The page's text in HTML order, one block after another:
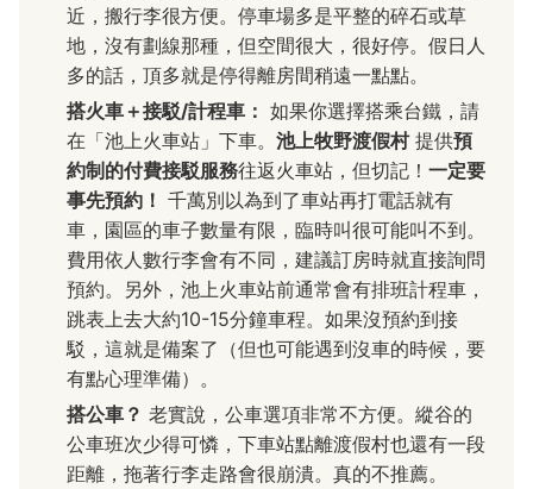
近，搬行李很方便。停車場多是平整的碎石或草
地，沒有劃線那種，但空間很大，很好停。假日人
多的話，頂多就是停得離房間稍遠一點點。
搭火車＋接駁/計程車： 如果你選擇搭乘台鐵，請
在「池上火車站」下車。 池上牧野渡假村提供預
約制的付費接駁服務往返火車站，但切記！ 一定要
事先預約！ 千萬別以為到了車站再打電話就有
車，園區的車子數量有限，臨時叫很可能叫不到。
費用依人數行李會有不同，建議訂房時就直接詢問
預約。另外，池上火車站前通常會有排班計程車，
跳表上去大約10-15分鐘車程。如果沒預約到接
駁，這就是備案了（但也可能遇到沒車的時候，要
有點心理準備）。
搭公車？ 老實說，公車選項非常不方便。縱谷的
公車班次少得可憐，下車站點離渡假村也還有一段
距離，拖著行李走路會很崩潰。真的不推薦。